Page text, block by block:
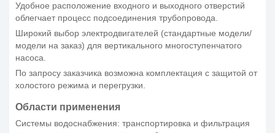
Удобное расположение входного и выходного отверстий
облегчает процесс подсоединения трубопровода.
Широкий выбор электродвигателей (стандартные модели/
модели на заказ) для вертикального многоступенчатого
насоса.
По запросу заказчика возможна комплектация с защитой от
холостого режима и перегрузки.
Области применения
Системы водоснабжения: транспортировка и фильтрация